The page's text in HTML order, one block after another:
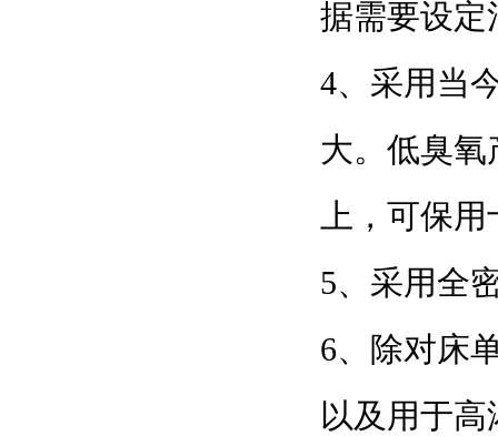
据需要设定消
4、采用
大。
上，可保用
5、采用
6、除对
以及用于高